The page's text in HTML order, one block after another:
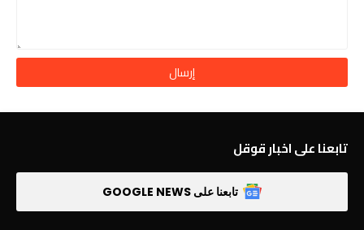
تابعنا على اخبار قوقل
تابعنا على GOOGLE NEWS